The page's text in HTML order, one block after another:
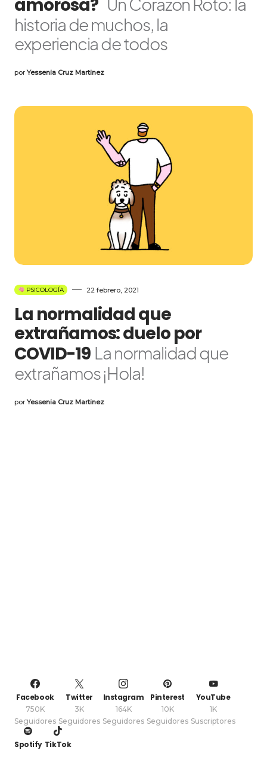
amorosa?
historia de muchos, la
experiencia de todos
por Yessenia Cruz Martinez
PSICOLOGÍA 22 febrero, 2021
La normalidad que
extrañamos: duelo por
COVID-19 La normalidad que
extrañamos ¡Hola!
por Yessenia Cruz Martinez
Facebook
750K
Seguidores
Twitter
3K
Seguidores
Instagram
164K
Seguidores
Pinterest
10K
Seguidores
YouTube
1K
Suscriptores
Spotify TikTok